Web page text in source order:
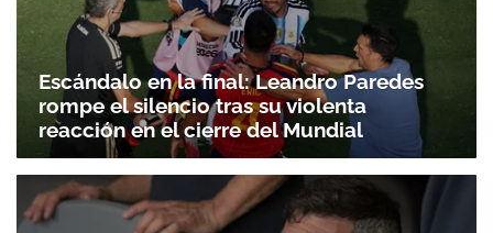
Escándalo en la final: Leandro Paredes
rompe el silencio tras su violenta
reacción en el cierre del Mundial